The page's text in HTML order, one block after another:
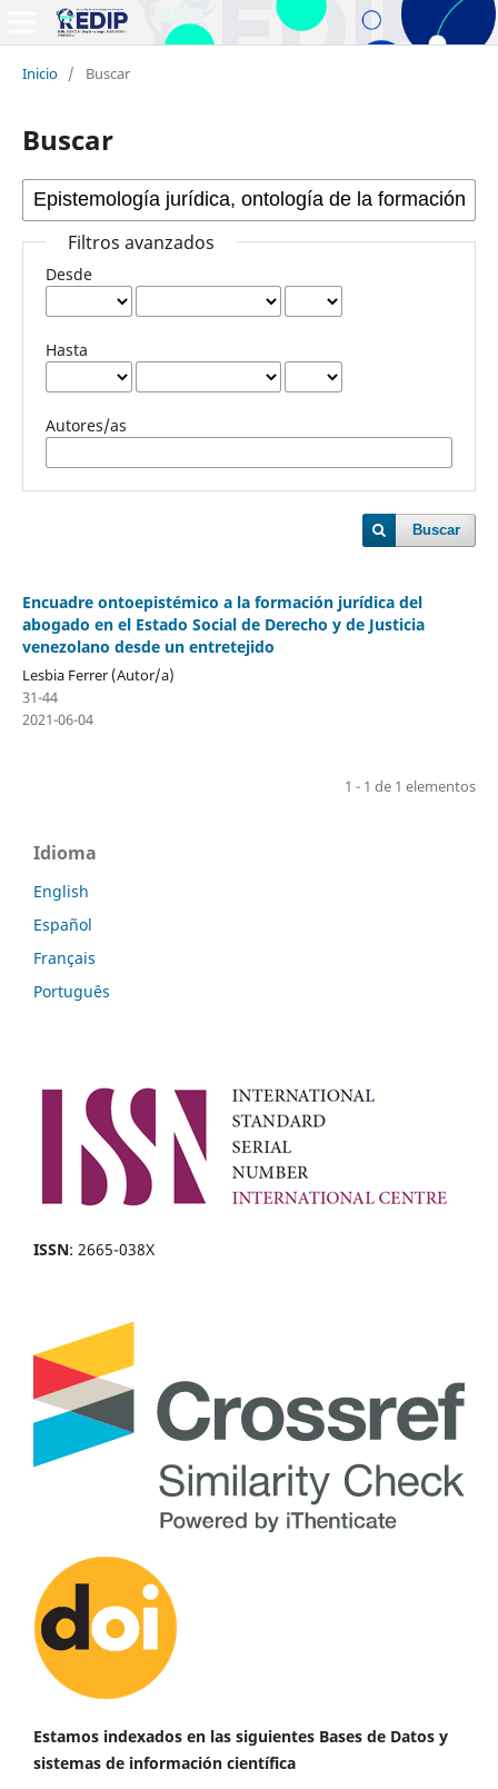
Inicio / Buscar
Buscar
Filtros avanzados
Desde
Hasta
Autores/as
Buscar
Encuadre ontoepistémico a la formación jurídica del
abogado en el Estado Social de Derecho y de Justicia
venezolano desde un entretejido
Lesbia Ferrer (Autor/a)
31-44
2021-06-04
1 - 1 de 1 elementos
Idioma
English
Español
Français
Português
ISSN: 2665-038X
Estamos indexados en las siguientes Bases de Datos y
sistemas de información científica